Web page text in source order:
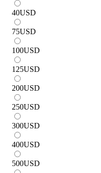
40USD
75USD
100USD
125USD
200USD
250USD
300USD
400USD
500USD